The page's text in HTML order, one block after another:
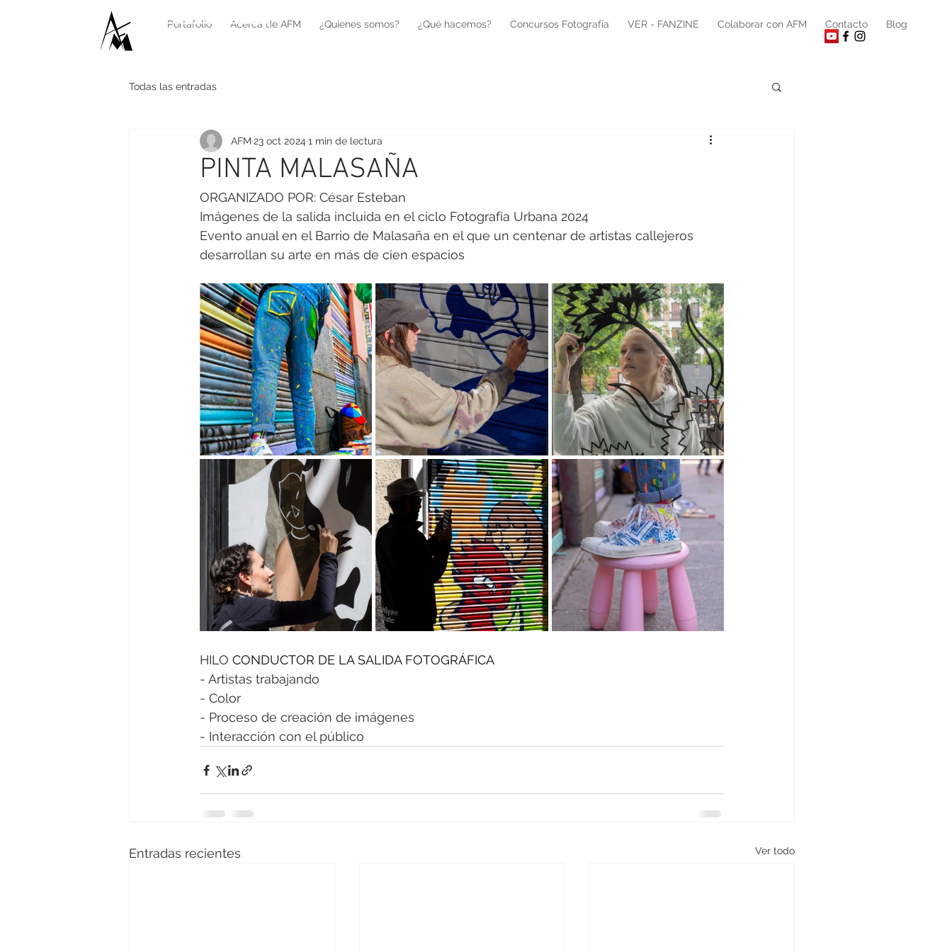
Bienvenido Portafolio Acerca de AFM ¿Quienes somos? ¿Qué hacemos? Concursos Fotografía VER - FANZINE Colaborar con AFM Contacto Blog
Todas las entradas
PINTA MALASAÑA
AFM 23 oct 2024 1 min de lectura
ORGANIZADO POR: César Esteban
Imágenes de la salida incluida en el ciclo Fotografía Urbana 2024
Evento anual en el Barrio de Malasaña en el que un centenar de artistas callejeros
desarrollan su arte en más de cien espacios
HILO CONDUCTOR DE LA SALIDA FOTOGRÁFICA
- Artistas trabajando
- Color
- Proceso de creación de imágenes
- Interacción con el público
Entradas recientes Ver todo